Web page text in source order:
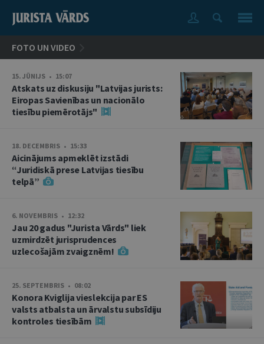
FOTO UN VIDEO
15. JŪNIJS • 15:07
Atskats uz diskusiju "Latvijas jurists:
Eiropas Savienības un nacionālo
tiesību piemērotājs"
18. DECEMBRIS • 15:33
Aicinājums apmeklēt izstādi
“Juridiskā prese Latvijas tiesību
telpā”
6. NOVEMBRIS • 12:32
Jau 20 gadus "Jurista Vārds" liek
uzmirdzēt jurisprudences
uzlecošajām zvaigznēm!
25. SEPTEMBRIS • 08:02
Konora Kviglija vieslekcija par ES
valsts atbalsta un ārvalstu subsīdiju
kontroles tiesībām